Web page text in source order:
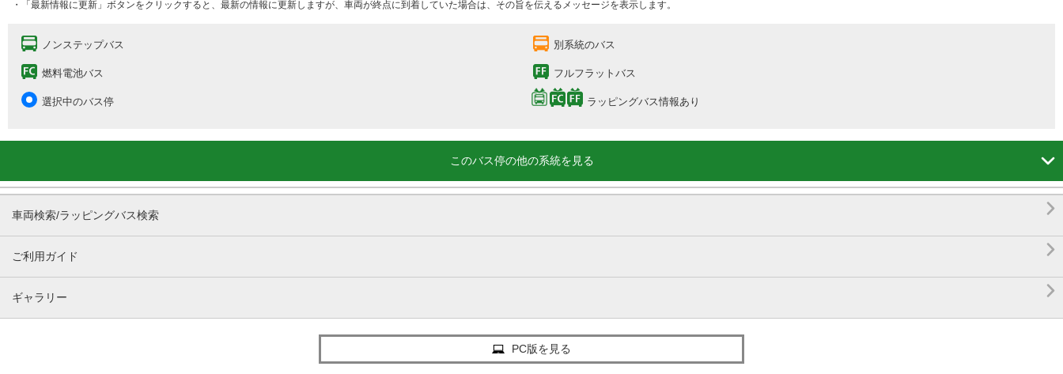
・「最新情報に更新」ボタンをクリックすると、最新の情報に更新しますが、車両が終点に到着していた場合は、その旨を伝えるメッセージを表示します。
ノンステップバス 別系統のバス
燃料電池バス フルフラットバス
選択中のバス停 ラッピングバス情報あり
このバス停の他の系統を見る 
車両検索/ラッピングバス検索 
ご利用ガイド 
ギャラリー 
PC版を見る